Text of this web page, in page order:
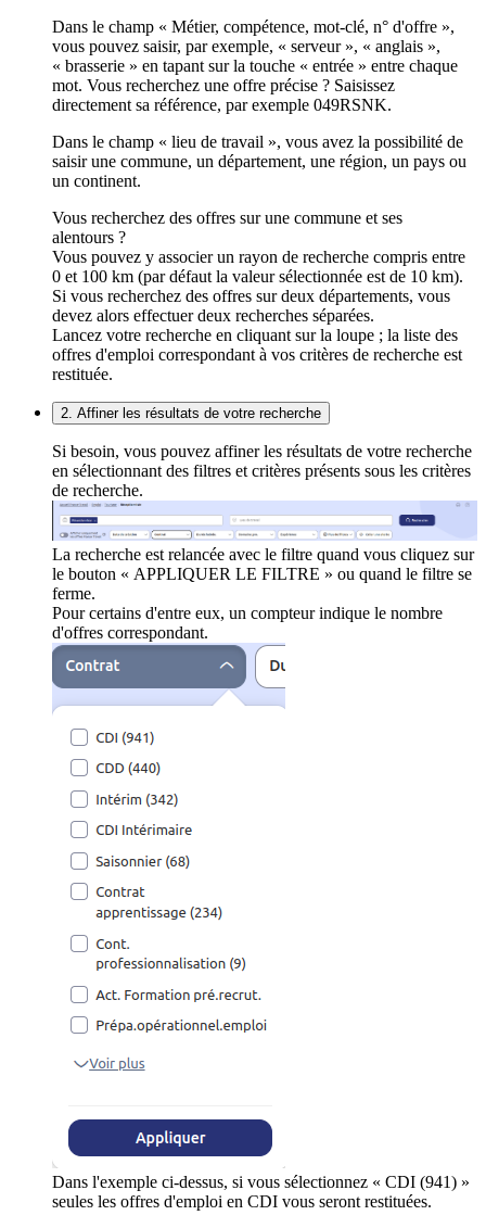
Dans le champ « Métier, compétence, mot-clé, n° d'offre »,
vous pouvez saisir, par exemple, « serveur », « anglais »,
« brasserie » en tapant sur la touche « entrée » entre chaque
mot. Vous recherchez une offre précise ? Saisissez
directement sa référence, par exemple 049RSNK.
Dans le champ « lieu de travail », vous avez la possibilité de
saisir une commune, un département, une région, un pays ou
un continent.
Vous recherchez des offres sur une commune et ses
alentours ?
Vous pouvez y associer un rayon de recherche compris entre
0 et 100 km (par défaut la valeur sélectionnée est de 10 km).
Si vous recherchez des offres sur deux départements, vous
devez alors effectuer deux recherches séparées.
Lancez votre recherche en cliquant sur la loupe ; la liste des
offres d'emploi correspondant à vos critères de recherche est
restituée.
2. Affiner les résultats de votre recherche
Si besoin, vous pouvez affiner les résultats de votre recherche
en sélectionnant des filtres et critères présents sous les critères
de recherche.
La recherche est relancée avec le filtre quand vous cliquez sur
le bouton « APPLIQUER LE FILTRE » ou quand le filtre se
ferme.
Pour certains d'entre eux, un compteur indique le nombre
d'offres correspondant.
Dans l'exemple ci-dessus, si vous sélectionnez « CDI (941) »
seules les offres d'emploi en CDI vous seront restituées.